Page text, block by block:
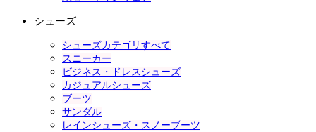
シューズ
シューズカテゴリすべて
スニーカー
ビジネス・ドレスシューズ
カジュアルシューズ
ブーツ
サンダル
レインシューズ・スノーブーツ